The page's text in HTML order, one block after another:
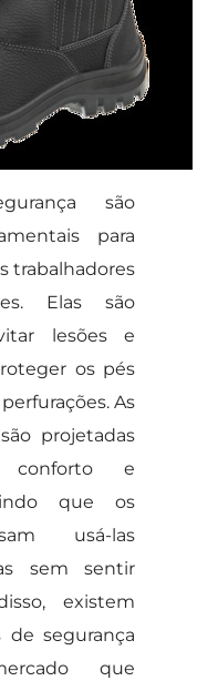
são
para
trabalhadores
Elas são
lesões e
os pés
As
projetadas
conforto e
que os
usá-las
sem sentir
existem
segurança
que